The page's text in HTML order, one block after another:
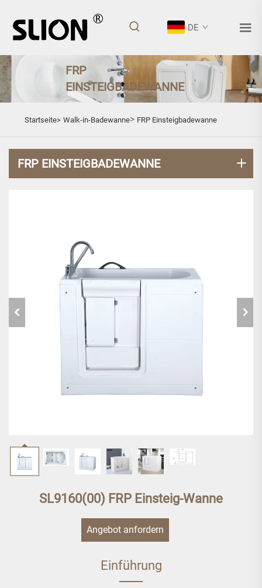
DE
FRP
EINSTEIGBADEWANNE
Startseite> Walk-in-Badewanne> FRP Einsteigbadewanne
FRP EINSTEIGBADEWANNE
SL9160(00) FRP Einsteig-Wanne
Angebot anfordern
Einführung